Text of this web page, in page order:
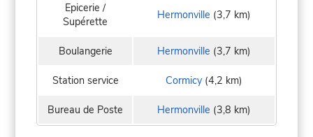
Epicerie /
Supérette
Hermonville (3,7 km)
Boulangerie Hermonville (3,7 km)
Station service Cormicy (4,2 km)
Bureau de Poste Hermonville (3,8 km)